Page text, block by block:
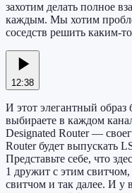
захотим делать полное
каждым. Мы хотим
соседств решить каким-
12:38
И этот элегантный
выбираете в каждом
Designated Router —
Router будет выпускать
Представьте себе, что
1 дружит с этим
свитчом и так далее. И у